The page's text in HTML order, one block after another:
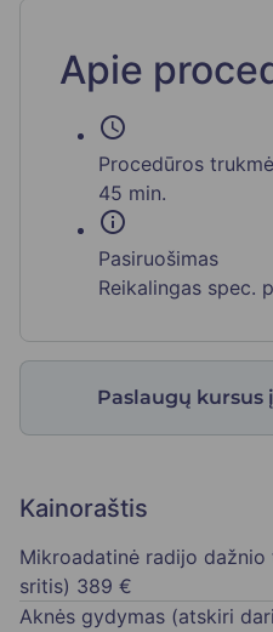
Apie
schedule
Procedūros trukmė
45 min.
info
Pasiruošimas
Reikalingas spec.
Paslaugų
Kainoraštis
Mikroadatinė radijo dažnio
sritis) 389 €
Aknės gydymas (atskiri